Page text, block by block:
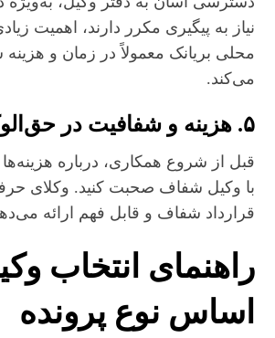
نیاز به پیگیری مکرر دارند، اهمیت
محلی بریانک معمولاً در زمان و
می‌کند.
۵. هزینه و شفافیت در حق‌الوکاله
قبل از شروع همکاری، درباره
با وکیل شفاف صحبت کنید. وکلای
قرارداد شفاف و قابل فهم ارائه
راهنمای انتخاب
اساس نوع پرونده